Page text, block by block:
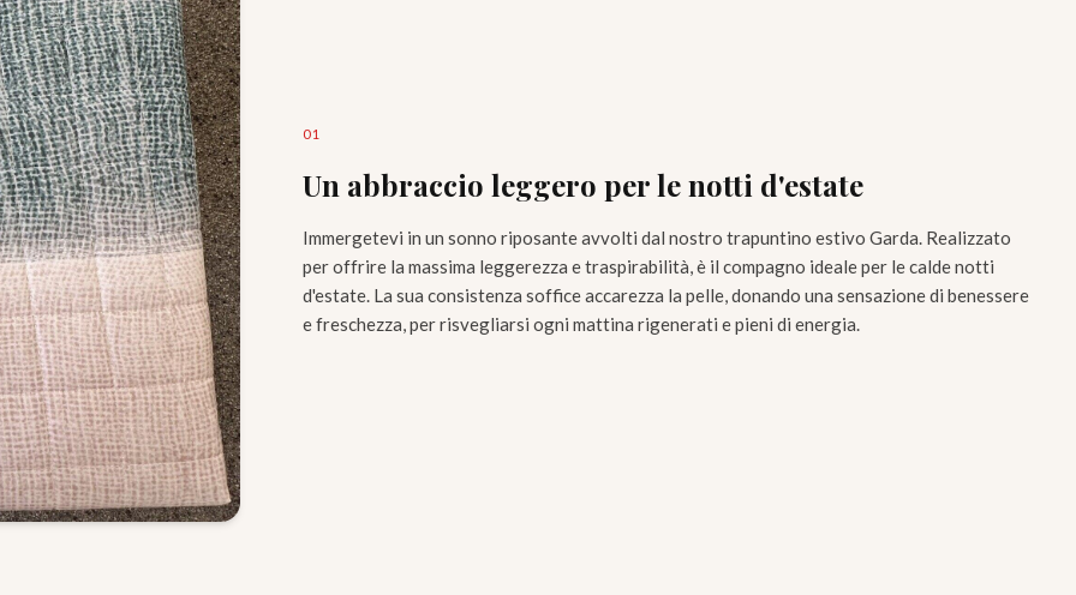
01
Un abbraccio leggero per le notti d'estate
Immergetevi in un sonno riposante avvolti dal nostro trapuntino estivo Garda. Realizzato
per offrire la massima leggerezza e traspirabilità, è il compagno ideale per le calde notti
d'estate. La sua consistenza soffice accarezza la pelle, donando una sensazione di benessere
e freschezza, per risvegliarsi ogni mattina rigenerati e pieni di energia.